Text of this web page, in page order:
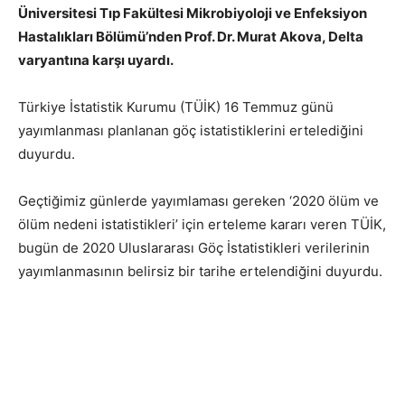
Üniversitesi Tıp Fakültesi Mikrobiyoloji ve Enfeksiyon
Hastalıkları Bölümü’nden Prof. Dr. Murat Akova, Delta
varyantına karşı uyardı.
Türkiye İstatistik Kurumu (TÜİK) 16 Temmuz günü
yayımlanması planlanan göç istatistiklerini ertelediğini
duyurdu.
Geçtiğimiz günlerde yayımlaması gereken ‘2020 ölüm ve
ölüm nedeni istatistikleri’ için erteleme kararı veren TÜİK,
bugün de 2020 Uluslararası Göç İstatistikleri verilerinin
yayımlanmasının belirsiz bir tarihe ertelendiğini duyurdu.